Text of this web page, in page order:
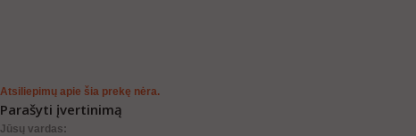
Atsiliepimų apie šia prekę nėra.
Parašyti įvertinimą
Jūsų vardas: